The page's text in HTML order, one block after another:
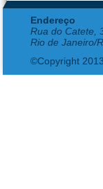
Endereço
Rua do Catete,
Rio de Janeiro/
©Copyright